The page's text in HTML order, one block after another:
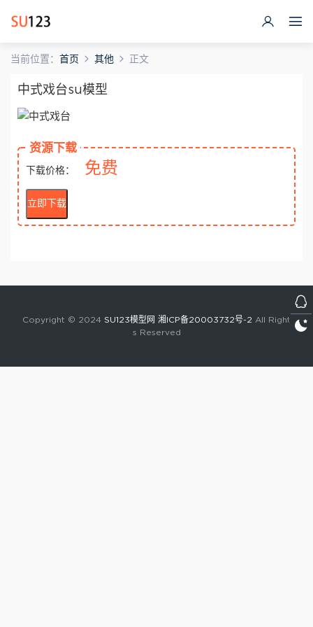
当前位置： 首页 其他 正文
中式戏台su模型
资源下载
下载价格： 免费
立即下载
Copyright © 2024 SU123模型网 湘ICP备20003732号-2 All Right
s Reserved